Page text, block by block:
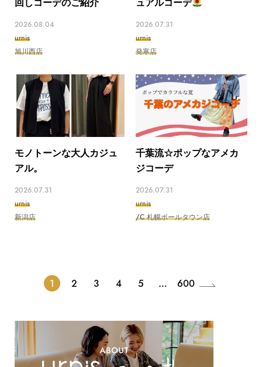
2026.08.04
urnis
旭川西店
2026.07.31
urnis
発寒店
モノトーンな大人カジュ
アル。
2026.07.31
urnis
新潟店
千葉流☆ポップなアメカ
ジコーデ
2026.07.31
urnis
/C 札幌ポールタウン店
1 2 3 4 5 … 600